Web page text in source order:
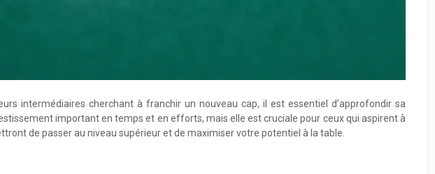
intermédiaires cherchant à franchir un nouveau cap, il est essentiel d’approfondir sa
important en temps et en efforts, mais elle est cruciale pour ceux qui aspirent à
de passer au niveau supérieur et de maximiser votre potentiel à la table.